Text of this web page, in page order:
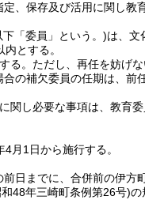
、保存及び活用に関し教
下「委員」という。)は、文
とする。
る。 ただし、再任を妨げな
の補欠委員の任期は、前
関し必要な事項は、教育委
4月1日から施行する。
前日までに、合併前の伊方
48年三崎町条例第26号)の